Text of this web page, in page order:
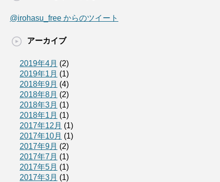
@irohasu_free からのツイート
アーカイブ
2019年4月 (2)
2019年1月 (1)
2018年9月 (4)
2018年8月 (2)
2018年3月 (1)
2018年1月 (1)
2017年12月 (1)
2017年10月 (1)
2017年9月 (2)
2017年7月 (1)
2017年5月 (1)
2017年3月 (1)